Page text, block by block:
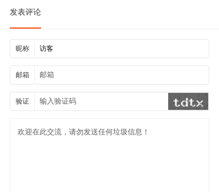
发表评论
昵称
邮箱
验证